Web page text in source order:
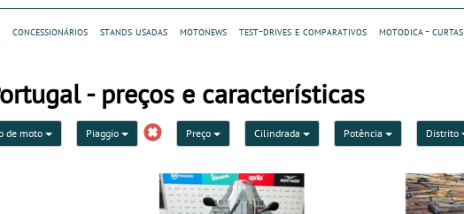
concessionários stands usadas motonews test-drives e comparativos
motodica - curtas
- preços e características
de moto Piaggio Preço Cilindrada Potência Distrito